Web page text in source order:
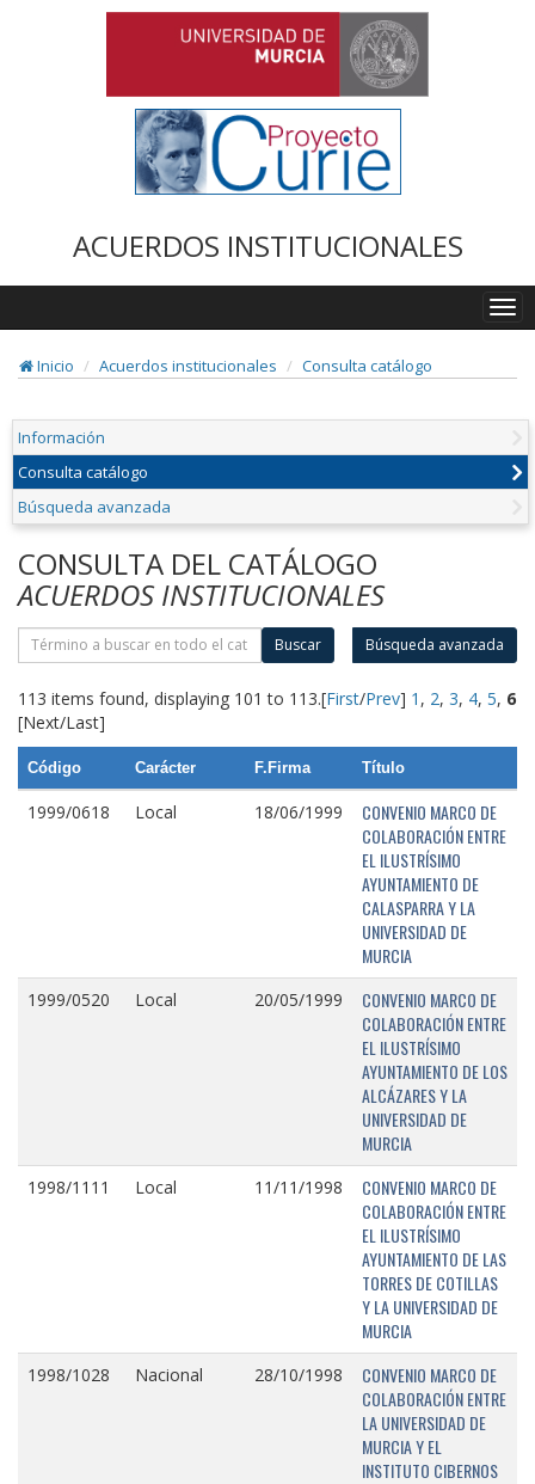
ACUERDOS INSTITUCIONALES
Inicio
Acuerdos institucionales Consulta catálogo
Información
Consulta catálogo
Búsqueda avanzada
CONSULTA DEL CATÁLOGO
ACUERDOS INSTITUCIONALES
Buscar Búsqueda avanzada
113 items found, displaying 101 to 113.[First/Prev] 1 , 2, 3, 4, 5, 6
[Next/Last]
Código Carácter F.Firma Título
1999/0618 Local 18/06/1999
CONVENIO MARCO DE
COLABORACIÓN ENTRE
EL ILUSTRÍSIMO
AYUNTAMIENTO DE
CALASPARRA Y LA
UNIVERSIDAD DE
MURCIA
1999/0520 Local 20/05/1999
CONVENIO MARCO DE
COLABORACIÓN ENTRE
EL ILUSTRÍSIMO
AYUNTAMIENTO DE LOS
ALCÁZARES Y LA
UNIVERSIDAD DE
MURCIA
1998/1111 Local 11/11/1998
CONVENIO MARCO DE
COLABORACIÓN ENTRE
EL ILUSTRÍSIMO
AYUNTAMIENTO DE LAS
TORRES DE COTILLAS
Y LA UNIVERSIDAD DE
MURCIA
1998/1028 Nacional 28/10/1998
CONVENIO MARCO DE
COLABORACIÓN ENTRE
LA UNIVERSIDAD DE
MURCIA Y EL
INSTITUTO CIBERNOS